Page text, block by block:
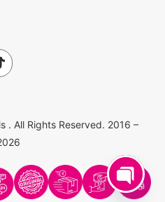
. All Rights Reserved. 2016 –